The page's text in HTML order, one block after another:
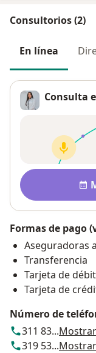
Consultorios (2)
En línea
Consulta
Disponibilidad
Formas de pago
Aseguradoras
Transferencia
Tarjeta de
Tarjeta de
Número de
311 83...
319 53...